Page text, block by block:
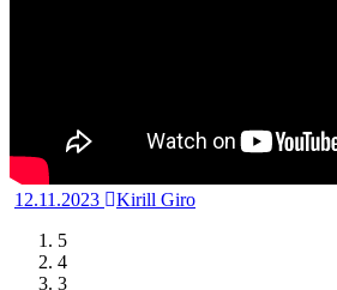
12.11.2023
Kirill Giro
5
4
3